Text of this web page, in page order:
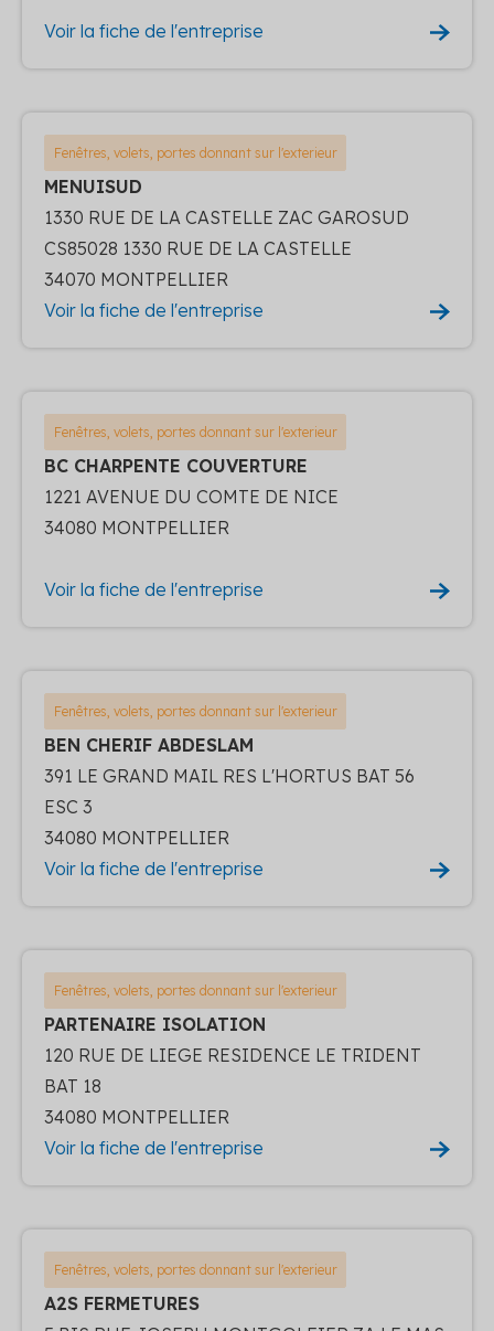
Voir la fiche de l'entreprise
Fenêtres, volets, portes donnant sur l'exterieur
MENUISUD
1330 RUE DE LA CASTELLE ZAC GAROSUD
CS85028 1330 RUE DE LA CASTELLE
34070 MONTPELLIER
Voir la fiche de l'entreprise
Fenêtres, volets, portes donnant sur l'exterieur
BC CHARPENTE COUVERTURE
1221 AVENUE DU COMTE DE NICE
34080 MONTPELLIER
Voir la fiche de l'entreprise
Fenêtres, volets, portes donnant sur l'exterieur
BEN CHERIF ABDESLAM
391 LE GRAND MAIL RES L'HORTUS BAT 56
ESC 3
34080 MONTPELLIER
Voir la fiche de l'entreprise
Fenêtres, volets, portes donnant sur l'exterieur
PARTENAIRE ISOLATION
120 RUE DE LIEGE RESIDENCE LE TRIDENT
BAT 18
34080 MONTPELLIER
Voir la fiche de l'entreprise
Fenêtres, volets, portes donnant sur l'exterieur
A2S FERMETURES